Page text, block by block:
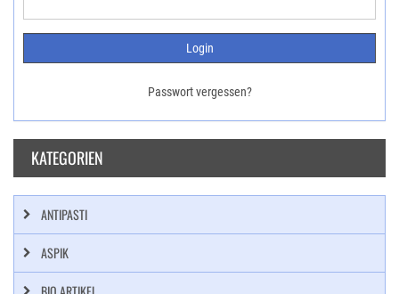
Passwort vergessen?
KATEGORIEN
ANTIPASTI
ASPIK